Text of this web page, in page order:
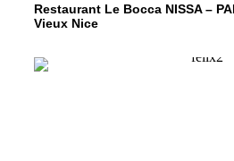
Restaurant Le Bocca NISSA –
Vieux Nice